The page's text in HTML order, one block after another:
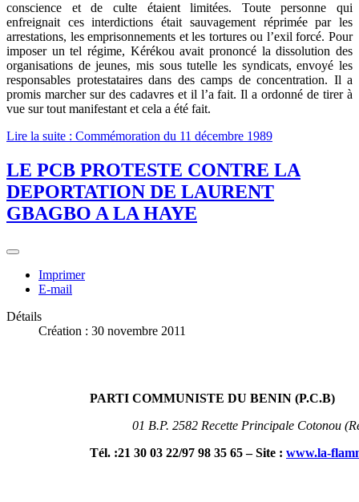
conscience et de culte étaient limitées. Toute personne qui
enfreignait ces interdictions était sauvagement réprimée par les
arrestations, les emprisonnements et les tortures ou l’exil forcé. Pour
imposer un tel régime, Kérékou avait prononcé la dissolution des
organisations de jeunes, mis sous tutelle les syndicats, envoyé les
responsables protestataires dans des camps de concentration. Il a
promis marcher sur des cadavres et il l’a fait. Il a ordonné de tirer à
vue sur tout manifestant et cela a été fait.
Lire la suite : Commémoration du 11 décembre 1989
LE PCB PROTESTE CONTRE LA
DEPORTATION DE LAURENT
GBAGBO A LA HAYE
Imprimer
E-mail
Détails
Création : 30 novembre 2011
PARTI COMMUNISTE DU BENIN (P.C.B)
01 B.P. 2582 Recette Principale Cotonou
Tél. :21 30 03 22/97 98 35 65 – Site : www.la-